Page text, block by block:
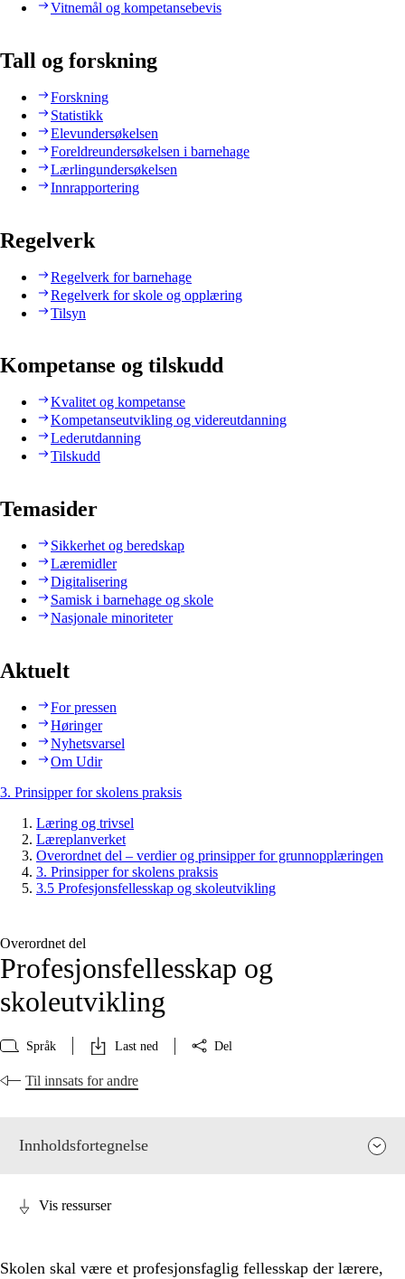
Vitnemål og kompetansebevis
Tall og forskning
Forskning
Statistikk
Elevundersøkelsen
Foreldreundersøkelsen i barnehage
Lærlingundersøkelsen
Innrapportering
Regelverk
Regelverk for barnehage
Regelverk for skole og opplæring
Tilsyn
Kompetanse og tilskudd
Kvalitet og kompetanse
Kompetanseutvikling og videreutdanning
Lederutdanning
Tilskudd
Temasider
Sikkerhet og beredskap
Læremidler
Digitalisering
Samisk i barnehage og skole
Nasjonale minoriteter
Aktuelt
For pressen
Høringer
Nyhetsvarsel
Om Udir
3. Prinsipper for skolens praksis
Læring og trivsel
Læreplanverket
Overordnet del – verdier og prinsipper for grunnopplæringen
3. Prinsipper for skolens praksis
3.5 Profesjonsfellesskap og skoleutvikling
Overordnet del
Profesjonsfellesskap og
skoleutvikling
Språk Last ned Del
Til innsats for andre
Innholdsfortegnelse
Vis ressurser
Skolen skal være et profesjonsfaglig fellesskap der lærere,